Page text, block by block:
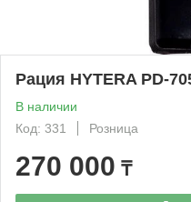
Рация HYTERA PD-
В наличии
Код: 331
Розница
270 000 ₸